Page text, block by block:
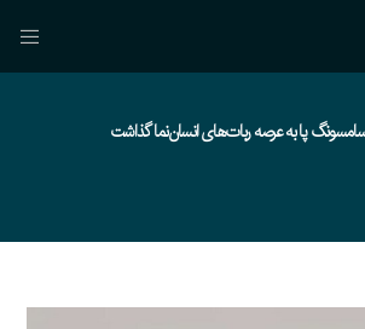
پا به عرصه ربات‌های انسان‌نما گذاشت